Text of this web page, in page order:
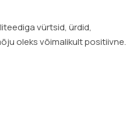
vürtsid, ürdid,
oleks võimalikult positiivne.